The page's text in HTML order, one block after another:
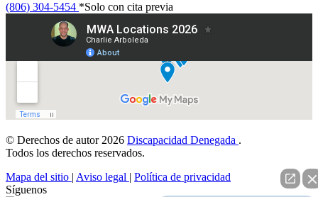
(806) 304-5454 *Solo con cita previa
© Derechos de autor 2026 Discapacidad Denegada .
Todos los derechos reservados.
Mapa del sitio | Aviso legal | Política de privacidad
Síguenos